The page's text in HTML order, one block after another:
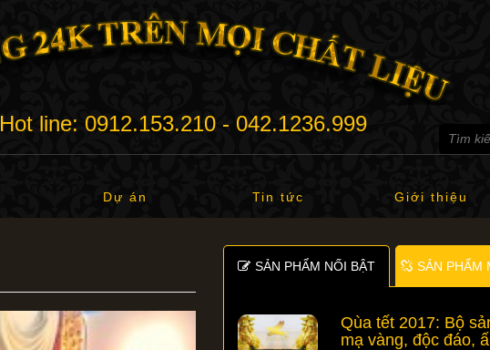
Hot line: 0912.153.210 - 042.1236.999
Dự án Tin tức Giới thiệu
SẢN PHẨM NỐI BẬT SẢN PHẨM
Qùa tết 2017: Bộ
mạ vàng, độc đáo,